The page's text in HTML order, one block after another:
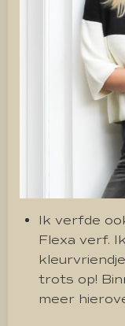
Ik verfde
Flexa verf.
trots op!
meer